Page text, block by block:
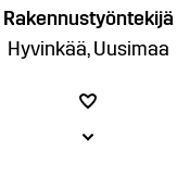
Rakennustyöntekijä
Hyvinkää, Uusimaa